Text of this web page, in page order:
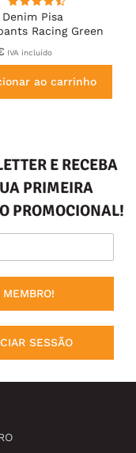
Pisa
Racing Green
IVA incluído
ao carrinho
E RECEBA
PRIMEIRA
PROMOCIONAL!
SESSÃO